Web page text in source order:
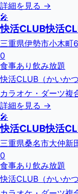
詳細を見る →
🎤
快活CLUB快活
三重県伊勢市小木町
0
食事あり 飲み放題
快活CLUB（かいか
カラオケ・ダーツ複
詳細を見る →
🎤
快活CLUB快活
三重県桑名市大仲新
0
食事あり 飲み放題
快活CLUB（かいか